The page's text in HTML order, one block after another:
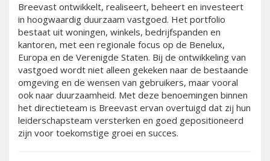
Breevast ontwikkelt, realiseert, beheert en investeert
in hoogwaardig duurzaam vastgoed. Het portfolio
bestaat uit woningen, winkels, bedrijfspanden en
kantoren, met een regionale focus op de Benelux,
Europa en de Verenigde Staten. Bij de ontwikkeling van
vastgoed wordt niet alleen gekeken naar de bestaande
omgeving en de wensen van gebruikers, maar vooral
ook naar duurzaamheid. Met deze benoemingen binnen
het directieteam is Breevast ervan overtuigd dat zij hun
leiderschapsteam versterken en goed gepositioneerd
zijn voor toekomstige groei en succes.